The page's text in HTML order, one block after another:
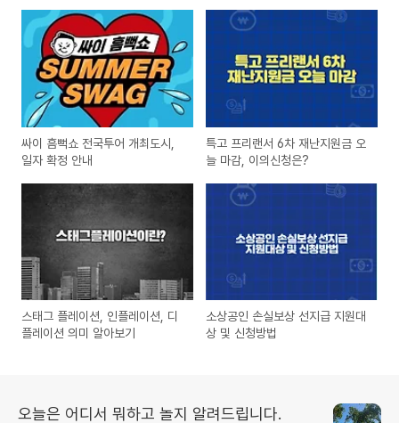
싸이 흠뻑쇼 전국투어 개최도시,
일자 확정 안내
특고 프리랜서 6차 재난지원금 오
늘 마감, 이의신청은?
스태그 플레이션, 인플레이션, 디
플레이션 의미 알아보기
소상공인 손실보상 선지급 지원대
상 및 신청방법
오늘은 어디서 뭐하고 놀지 알려드립니다.